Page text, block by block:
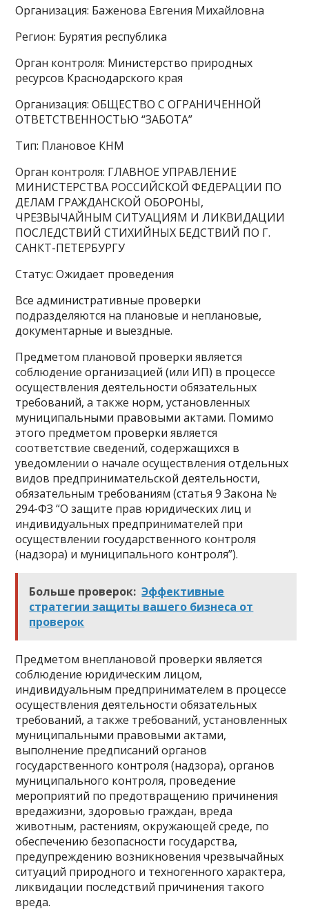
Организация: Баженова Евгения Михайловна
Регион: Бурятия республика
Орган контроля: Министерство природных
ресурсов Краснодарского края
Организация: ОБЩЕСТВО С ОГРАНИЧЕННОЙ
ОТВЕТСТВЕННОСТЬЮ “ЗАБОТА”
Тип: Плановое КНМ
Орган контроля: ГЛАВНОЕ УПРАВЛЕНИЕ
МИНИСТЕРСТВА РОССИЙСКОЙ ФЕДЕРАЦИИ ПО
ДЕЛАМ ГРАЖДАНСКОЙ ОБОРОНЫ,
ЧРЕЗВЫЧАЙНЫМ СИТУАЦИЯМ И ЛИКВИДАЦИИ
ПОСЛЕДСТВИЙ СТИХИЙНЫХ БЕДСТВИЙ ПО Г.
САНКТ-ПЕТЕРБУРГУ
Статус: Ожидает проведения
Все административные проверки
подразделяются на плановые и неплановые,
документарные и выездные.
Предметом плановой проверки является
соблюдение организацией (или ИП) в процессе
осуществления деятельности обязательных
требований, а также норм, установленных
муниципальными правовыми актами. Помимо
этого предметом проверки является
соответствие сведений, содержащихся в
уведомлении о начале осуществления отдельных
видов предпринимательской деятельности,
обязательным требованиям (статья 9 Закона №
294-ФЗ “О защите прав юридических лиц и
индивидуальных предпринимателей при
осуществлении государственного контроля
(надзора) и муниципального контроля”).
Больше проверок: Эффективные
стратегии защиты вашего бизнеса от
проверок
Предметом внеплановой проверки является
соблюдение юридическим лицом,
индивидуальным предпринимателем в процессе
осуществления деятельности обязательных
требований, а также требований, установленных
муниципальными правовыми актами,
выполнение предписаний органов
государственного контроля (надзора), органов
муниципального контроля, проведение
мероприятий по предотвращению причинения
вредажизни, здоровью граждан, вреда
животным, растениям, окружающей среде, по
обеспечению безопасности государства,
предупреждению возникновения чрезвычайных
ситуаций природного и техногенного характера,
ликвидации последствий причинения такого
вреда.